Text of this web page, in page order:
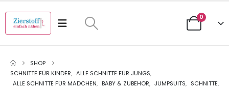
0
SHOP
SCHNITTE FÜR KINDER, ALLE SCHNITTE FÜR JUNGS,
ALLE SCHNITTE FÜR MÄDCHEN, BABY & ZUBEHÖR, JUMPSUITS, SCHNITTE,